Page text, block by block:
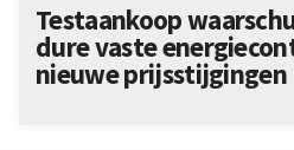
Testaankoop
dure vaste
nieuwe prijsstijgingen